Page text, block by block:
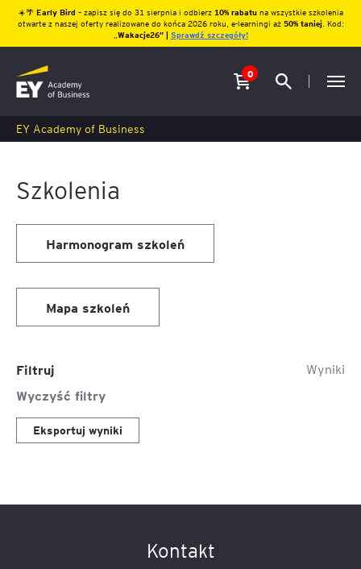
☀️🌴 Early Bird – zapisz się do 31 sierpnia i odbierz10% rabatu na wszystkie szkolenia
otwarte z naszej oferty realizowane do końca 2026 roku, e-learningi aż 50% taniej. Kod:
Wakacje26″ | Sprawdź szczegóły!
0
EY Academy of Business
Szkolenia
Harmonogram szkoleń
Mapa szkoleń
Filtruj
Wyczyść filtry
Wyniki
Eksportuj wyniki
Kontakt